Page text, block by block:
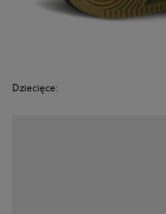
Dziecięce: